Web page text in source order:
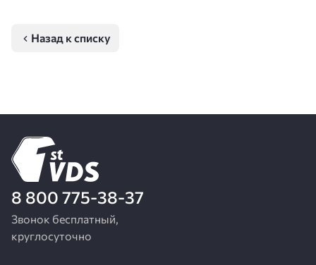
Назад к списку
8 800 775-38-37
Звонок бесплатный,
круглосуточно